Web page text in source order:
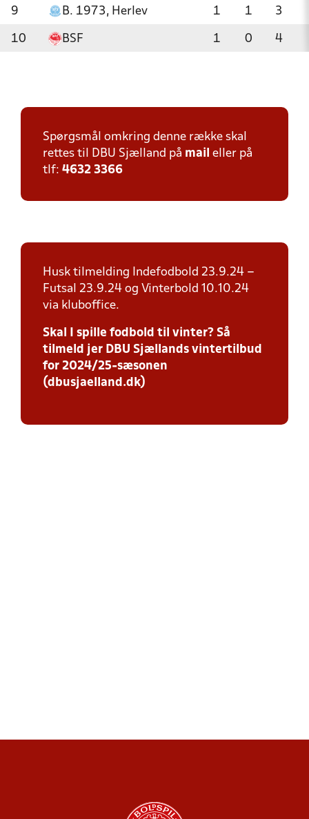
9 B. 1973, Herlev 1 1 3
10 BSF 1 0 4
Spørgsmål omkring denne række skal
rettes til DBU Sjælland på mail eller på
tlf: 4632 3366
Husk tilmelding Indefodbold 23.9.24 –
Futsal 23.9.24 og Vinterbold 10.10.24
via kluboffice.
Skal I spille fodbold til vinter? Så
tilmeld jer DBU Sjællands vintertilbud
for 2024/25-sæsonen
(dbusjaelland.dk)